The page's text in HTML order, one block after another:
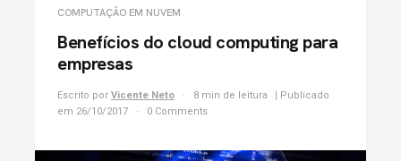
COMPUTAÇÃO EM NUVEM
Benefícios do cloud computing para
empresas
Escrito por Vicente Neto 8 min de leitura
| Publicado
em 26/10/2017
0 Comments